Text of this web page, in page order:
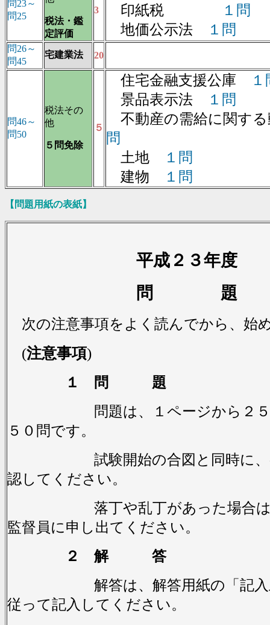
問23～
問25
税法・鑑
定評価
3 印紙税
１問
地価公示法
１問
問26～
問45
宅建業法 20
問46～
問50
税法その
他
５問免除
５
住宅金融支援公庫
１
景品表示法
１問
不動産の需給に関す
問
土地
１問
建物
１問
【問題用紙の表紙】
平成２３年度
問 題
次の注意事項をよく読んでから、始
(注意事項)
１ 問 題
問題は、１ページから２５ペ
５０問です。
試験開始の合図と同時に、ペ
認してください。
落丁や乱丁があった場合は、
監督員に申し出てください。
２ 解 答
解答は、解答用紙の「記入上
従って記入してください。